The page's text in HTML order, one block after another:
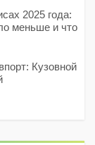
2025 года:
меньше и что
Кузовной